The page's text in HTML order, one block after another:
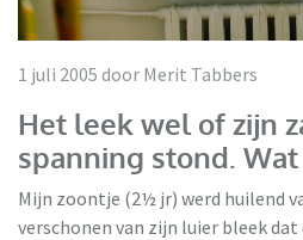
1 juli 2005 door Merit Tabbers
Het leek wel of zijn
spanning stond.
Mijn zoontje (2½ jr) werd huilend
verschonen van zijn luier bleek dat